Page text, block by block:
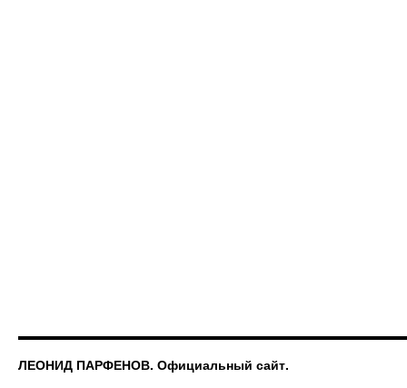
ЛЕОНИД ПАРФЕНОВ. Официальный сайт.